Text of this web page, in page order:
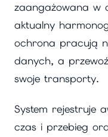
zaangażowana w
aktualny
ochrona pracują
danych, a
swoje transporty.
System rejestruje
czas i przebieg